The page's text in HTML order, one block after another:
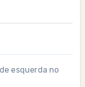
esquerda no